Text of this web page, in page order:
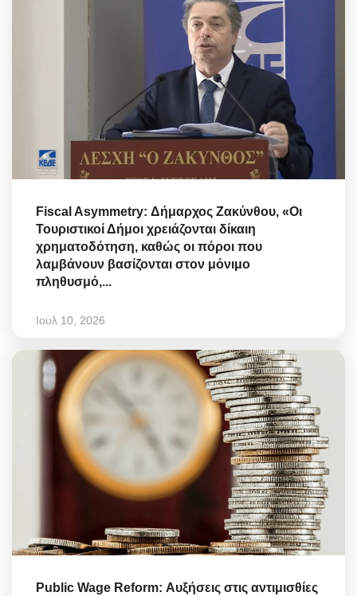
Fiscal Asymmetry: Δήμαρχος Ζακύνθου, «Οι
Τουριστικοί Δήμοι χρειάζονται δίκαιη
χρηματοδότηση, καθώς οι πόροι που
λαμβάνουν βασίζονται στον μόνιμο
πληθυσμό,...
Ιουλ 10, 2026
Public Wage Reform: Αυξήσεις στις αντιμισθίες